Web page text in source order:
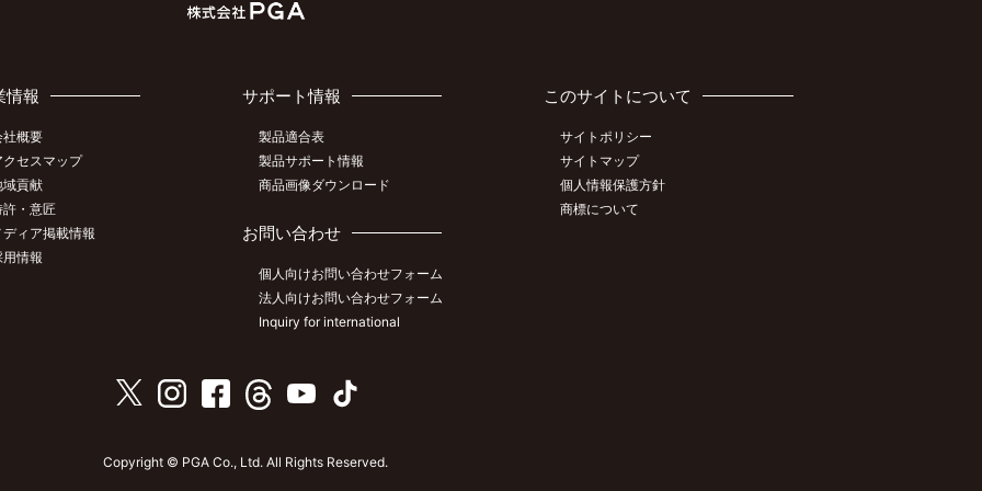
情報
社概要
クセスマップ
域貢献
許・意匠
ディア掲載情報
用情報
サポート情報
製品適合表
製品サポート情報
商品画像ダウンロード
お問い合わせ
個人向けお問い合わせフォーム
法人向けお問い合わせフォーム
Inquiry for international
このサイトについて
サイトポリシー
サイトマップ
個人情報保護方針
商標について
Copyright © PGA Co., Ltd. All Rights Reserved.